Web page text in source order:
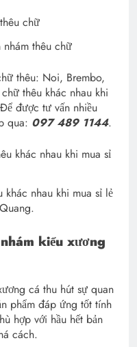
thêu chữ
thêu: Noi, Brembo,
thêu khác nhau khi
được tư vấn nhiều
qua: 097 489 1144.
nhau khi mua sỉ lẻ
kiểu xương
cá thu hút sự quan
phẩm đáp ứng tốt tính
hợp với hầu hết bản
cách.